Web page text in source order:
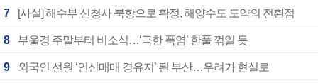
7 [사설] 해수부 신청사 북항으로 확정, 해양수도 도약의 전환점
8 부울경 주말부터 비소식…‘극한 폭염’ 한풀 꺾일 듯
9 외국인 선원 ‘인신매매 경유지’ 된 부산…우려가 현실로